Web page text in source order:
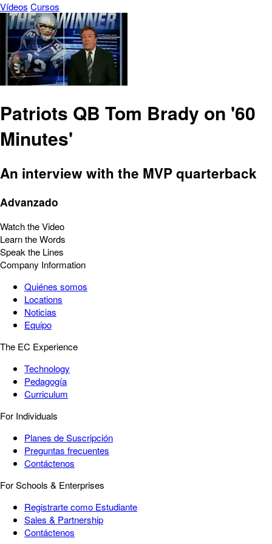
Vídeos Cursos
Patriots QB Tom Brady on '60
Minutes'
An interview with the MVP quarterback
Advanzado
Watch the Video
Learn the Words
Speak the Lines
Company Information
Quiénes somos
Locations
Noticias
Equipo
The EC Experience
Technology
Pedagogía
Curriculum
For Individuals
Planes de Suscripción
Preguntas frecuentes
Contáctenos
For Schools & Enterprises
Registrarte como Estudiante
Sales & Partnership
Contáctenos